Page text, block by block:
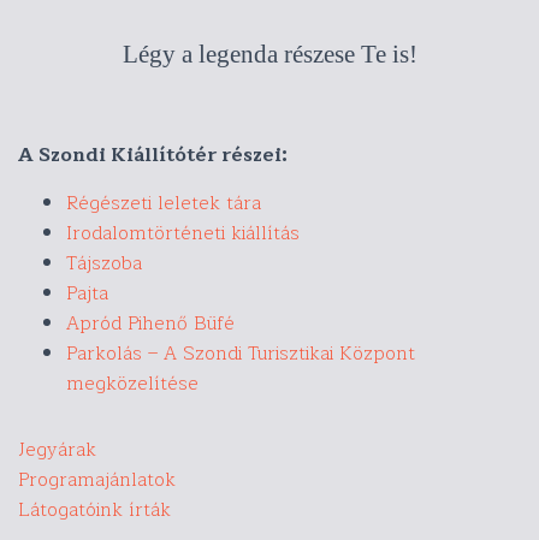
Légy a legenda részese Te is!
A Szondi Kiállítótér részei:
Régészeti leletek tára
Irodalomtörténeti kiállítás
Tájszoba
Pajta
Apród Pihenő Büfé
Parkolás – A Szondi Turisztikai Központ
megközelítése
Jegyárak
Programajánlatok
Látogatóink írták